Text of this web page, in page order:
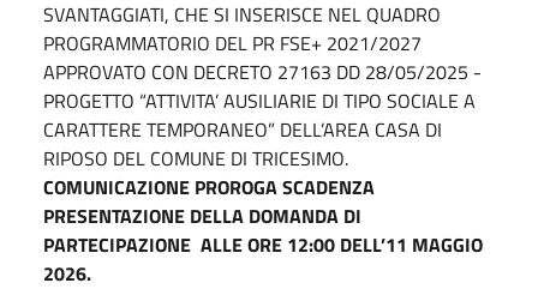
SVANTAGGIATI, CHE SI INSERISCE NEL QUADRO
PROGRAMMATORIO DEL PR FSE+ 2021/2027
APPROVATO CON DECRETO 27163 DD 28/05/2025 -
PROGETTO “ATTIVITA’ AUSILIARIE DI TIPO SOCIALE A
CARATTERE TEMPORANEO” DELL’AREA CASA DI
RIPOSO DEL COMUNE DI TRICESIMO.
COMUNICAZIONE PROROGA SCADENZA
PRESENTAZIONE DELLA DOMANDA DI
PARTECIPAZIONE ALLE ORE 12:00 DELL’11 MAGGIO
2026.